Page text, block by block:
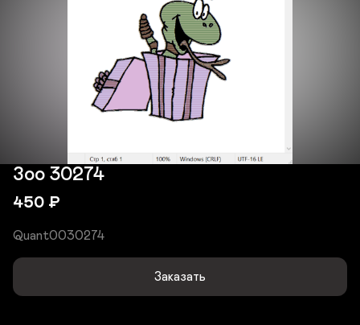
Зоо 30274
450 ₽
Quant0030274
Заказать